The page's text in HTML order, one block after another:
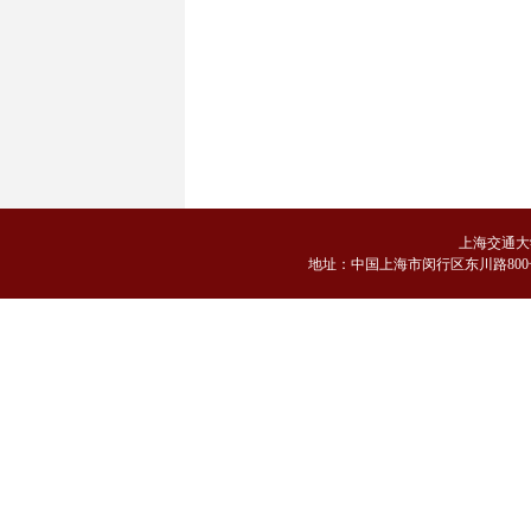
上海交通
地址：中国上海市闵行区东川路